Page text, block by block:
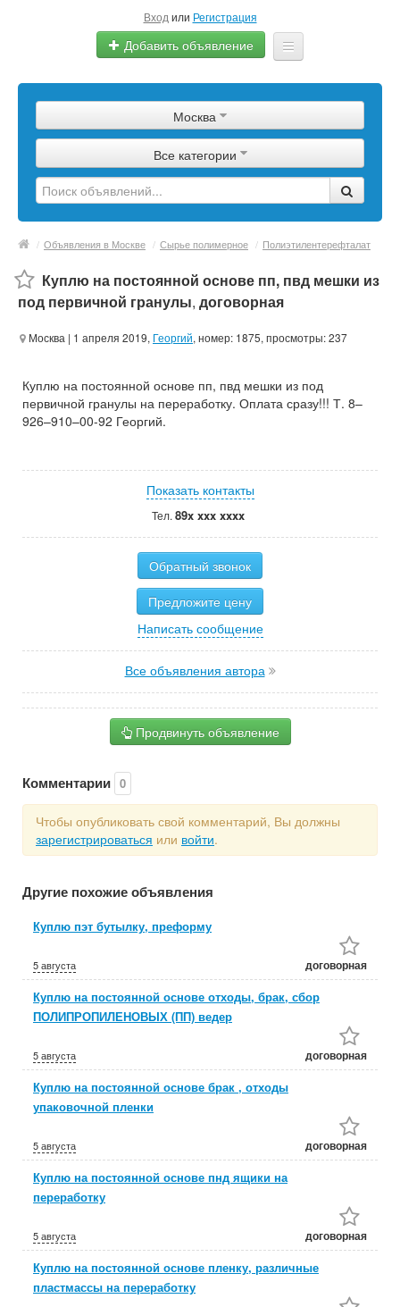
Вход или Регистрация
Добавить объявление
Сырье
Изделия
Оборудование
Услуги
Еще
Москва
Все категории
/ Объявления в Москве / Сырье полимерное / Полиэтилентерефталат
Куплю на постоянной основе пп, пвд мешки из
под первичной гранулы, договорная
Москва | 1 апреля 2019, Георгий, номер: 1875, просмотры: 237
Куплю на постоянной основе пп, пвд мешки из под
первичной гранулы на переработку. Оплата сразу!!! Т. 8–
926–910–00-92 Георгий.
Показать контакты
Тел. 89x xxx xxxx
Обратный звонок
Предложите цену
Написать сообщение
Все объявления автора
Продвинуть объявление
Комментарии 0
Чтобы опубликовать свой комментарий, Вы должны
зарегистрироваться или войти.
Другие похожие объявления
Куплю пэт бутылку, преформу
5 августа договорная
Куплю на постоянной основе отходы, брак, сбор
ПОЛИПРОПИЛЕНОВЫХ (ПП) ведер
5 августа договорная
Куплю на постоянной основе брак , отходы
упаковочной пленки
5 августа договорная
Куплю на постоянной основе пнд ящики на
переработку
5 августа договорная
Куплю на постоянной основе пленку, различные
пластмассы на переработку